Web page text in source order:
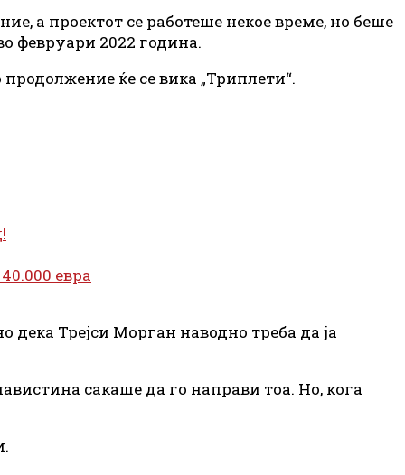
а проектот се работеше некое време, но беше
февруари 2022 година.
ќе се вика „Триплети“.
евра
Трејси Морган наводно треба да ја
сакаше да го направи тоа. Но, кога